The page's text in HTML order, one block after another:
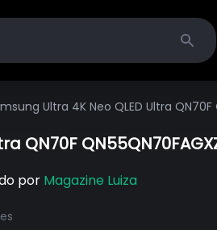
Ultra 4K Neo QLED Ultra QN70F
por Magazine Luiza